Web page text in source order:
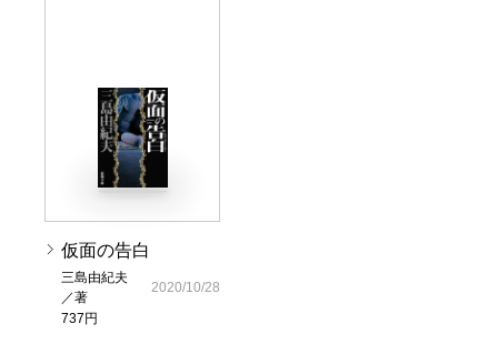
仮面の告白
三島由紀夫
／著
737円
2020/10/28